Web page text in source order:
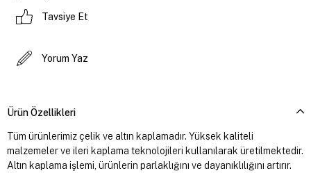
Tavsiye Et
Yorum Yaz
Ürün Özellikleri
Tüm ürünlerimiz çelik ve altın kaplamadır. Yüksek kaliteli
malzemeler ve ileri kaplama teknolojileri kullanılarak üretilmektedir.
Altın kaplama işlemi, ürünlerin parlaklığını ve dayanıklılığını artırır.